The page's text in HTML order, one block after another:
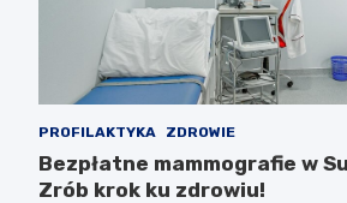
PROFILAKTYKA ZDROWIE
Bezpłatne mammografie w
Zrób krok ku zdrowiu!